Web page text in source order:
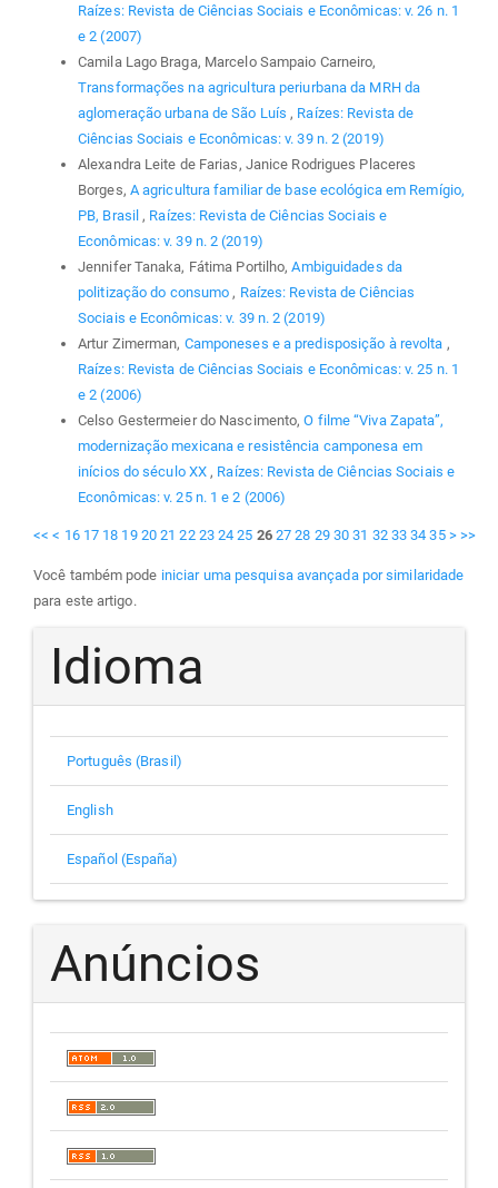
Raízes: Revista de Ciências Sociais e Econômicas: v. 26 n. 1
e 2 (2007)
Camila Lago Braga, Marcelo Sampaio Carneiro,
Transformações na agricultura periurbana da MRH da
aglomeração urbana de São Luís , Raízes: Revista de
Ciências Sociais e Econômicas: v. 39 n. 2 (2019)
Alexandra Leite de Farias, Janice Rodrigues Placeres
Borges, A agricultura familiar de base ecológica em Remígio,
PB, Brasil , Raízes: Revista de Ciências Sociais e
Econômicas: v. 39 n. 2 (2019)
Jennifer Tanaka, Fátima Portilho,Ambiguidades da
politização do consumo , Raízes: Revista de Ciências
Sociais e Econômicas: v. 39 n. 2 (2019)
Artur Zimerman, Camponeses e a predisposição à revolta ,
Raízes: Revista de Ciências Sociais e Econômicas: v. 25 n. 1
e 2 (2006)
Celso Gestermeier do Nascimento,O filme “Viva Zapata”,
modernização mexicana e resistência camponesa em
inícios do século XX , Raízes: Revista de Ciências Sociais e
Econômicas: v. 25 n. 1 e 2 (2006)
<< < 16 17 18 19 20 21 22 23 24 25 26 27 28 29 30 31 32 33 34 35 > >>
Você também pode iniciar uma pesquisa avançada por similaridade
para este artigo.
Idioma
Português (Brasil)
English
Español (España)
Anúncios